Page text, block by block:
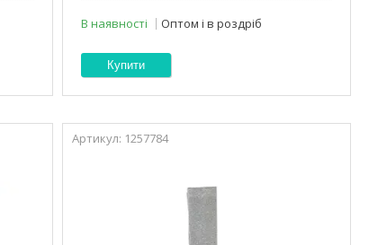
В наявності Оптом і в роздріб
Купити
1257784